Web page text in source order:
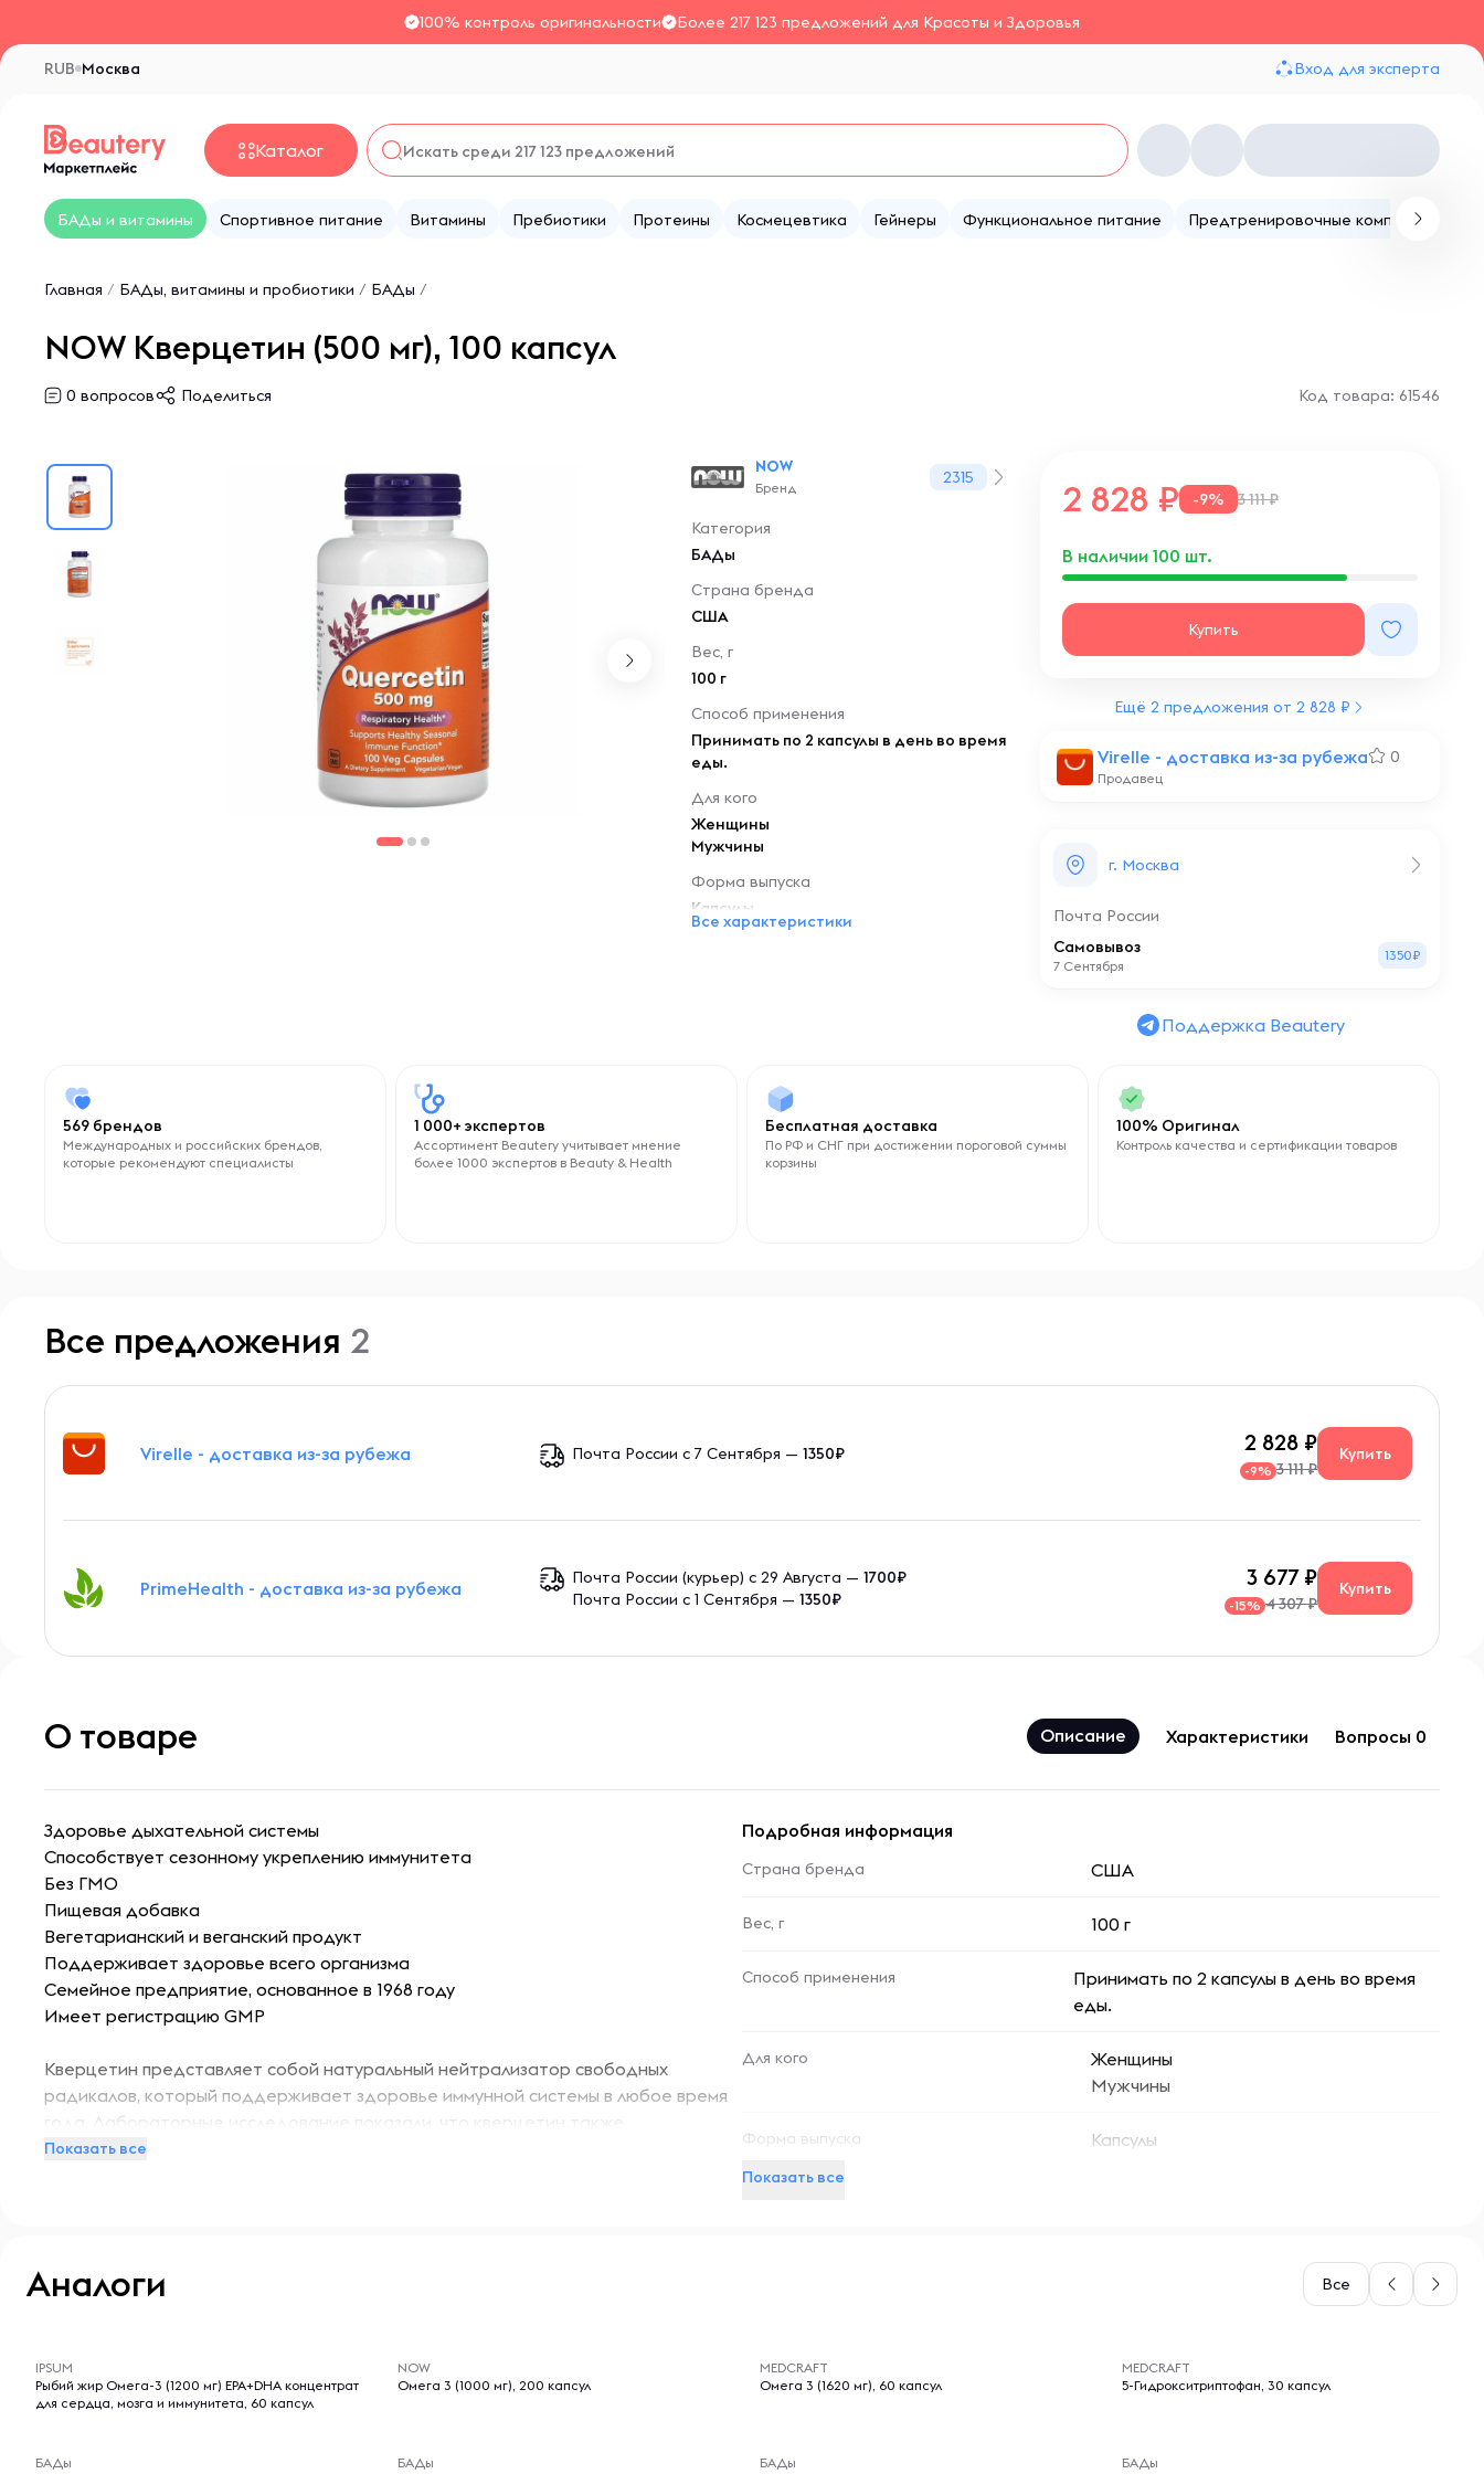
100% контроль оригинальности Более 217 123 предложений для Красоты и Здоровья
Москва
RUB Вход для эксперта
Каталог
БАДы и витамины Спортивное питание Витамины Пребиотики Протеины Космецевтика Гейнеры Функциональное питание Предтренировочные комплексы
Главная / БАДы, витамины и пробиотики / БАДы /
NOW Кверцетин (500 мг), 100 капсул
0 вопросов Поделиться Код товара: 61546
NOW
Бренд
2315
Категория
БАДы
Страна бренда
США
Вес, г
100 г
Способ применения
Принимать по 2 капсулы в день во время
еды.
Для кого
Женщины
Мужчины
Форма выпуска
Капсулы
Все характеристики
Virelle - доставка из-за рубежа 0
Продавец
2 828 -9% 3 111 ₽
В наличии 100 шт.
Купить
г. Москва
Почта России
Самовывоз
7 Сентября
1350₽
Ещё 2 предложения от 2 828 ₽
Поддержка Beautery
569 брендов
Международных и российских брендов,
которые рекомендуют специалисты
1 000+ экспертов
Ассортимент Beautery учитывает мнение
более 1000 экспертов в Beauty & Health
Бесплатная доставка
По РФ и СНГ при достижении пороговой суммы
корзины
100% Оригинал
Контроль качества и сертификации товаров
Все предложения 2
Virelle - доставка из-за рубежа Почта России с 7 Сентября —1350₽ 2 828
-9% 3 111 ₽
Купить
PrimeHealth - доставка из-за рубежа Почта России (курьер) с 29 Августа —1700₽
Почта России с 1 Сентября —1350₽
3 677
-15% 4 307 ₽
Купить
О товаре Описание Характеристики Вопросы 0
Здоровье дыхательной системы
Способствует сезонному укреплению иммунитета
Без ГМО
Пищевая добавка
Вегетарианский и веганский продукт
Поддерживает здоровье всего организма
Семейное предприятие, основанное в 1968 году
Имеет регистрацию GMP
Кверцетин представляет собой натуральный нейтрализатор свободных
радикалов, который поддерживает здоровье иммунной системы в любое время
года. Лабораторные исследование показали, что кверцетин также
способствует нормализации работы дыхательной системы.
Гипромеллоза (целлюлозная капсула), микрокристаллическая целлюлоза,
стеариновая кислота (растительного происхождения) и диоксид кремния.
соя, молоко, яиц, рыба, моллюски, древесные орехи или кунжут. Производится на
Показать все
Подробная информация
Страна бренда США
Вес, г 100 г
Способ применения
Принимать по 2 капсулы в день во время
еды.
Для кого
Женщины
Мужчины
Форма выпуска Капсулы
Показать все
Аналоги Все
IPSUM
Рыбий жир Омега-3 (1200 мг) EPA+DHA концентрат
для сердца, мозга и иммунитета, 60 капсул
БАДы
NOW
Омега 3 (1000 мг), 200 капсул
БАДы
MEDCRAFT
Омега 3 (1620 мг), 60 капсул
БАДы
MEDCRAFT
5-Гидрокситриптофан, 30 капсул
БАДы